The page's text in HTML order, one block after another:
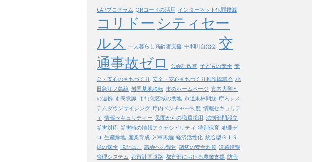
CAPプログラム QRコードの活用 インターネット犯罪撲滅
コリドー シティセー
ルス
一人暮らし高齢者支援 中和田自治会 交
通事故ゼロ
公会計改革 子どもの安全 安
全・安心のまちづくり 安全・安心まちづくり推進協議会 小
田急江ノ島線 岩国基地移転 市のホームページ 市内大学と
の連携 市民意識 市街化区域の農地 市道東林間線 庁内シス
テムダウンサイジング 庁内ベンチャー制度 情報セキュリテ
ィ 情報セキュリティー 民間からの職員採用 法制部門設立
災害対応 災害時の情報アクセシビリティ 特別保育 犯罪ゼ
ロ 生産緑地 産業育成 米軍再編 経済活性化 統合型ＧＩＳ
緑の保全 脱たばこ 議会への報告 踏切の安全対策 道路情報
管理システム 都市計画道路 都市部における農業支援 防音